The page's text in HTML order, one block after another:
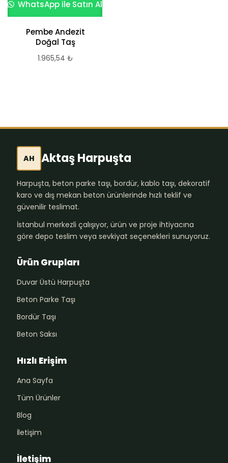
WhatsApp ile Satın Al
Pembe Andezit
Doğal Taş
1.965,54 ₺
AH Aktaş Harpuşta
Harpuşta, beton parke taşı, bordür, kablo taşı, dekoratif
karo ve dış mekan beton ürünlerinde hızlı teklif ve
güvenilir teslimat.
İstanbul merkezli çalışıyor, ürün ve proje ihtiyacına
göre depo teslim veya sevkiyat seçenekleri sunuyoruz.
Ürün Grupları
Duvar Üstü Harpuşta
Beton Parke Taşı
Bordür Taşı
Beton Saksı
Hızlı Erişim
Ana Sayfa
Tüm Ürünler
Blog
İletişim
İletişim